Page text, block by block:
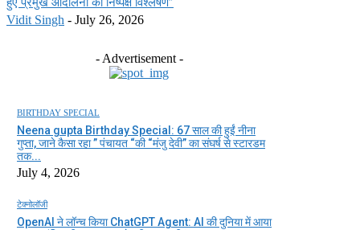
Vidit Singh - July 26, 2026
- Advertisement -
BIRTHDAY SPECIAL
Neena gupta Birthday Special: 67 साल की हुईं नीना
गुप्ता, जाने कैसा रहा ” पंचायत “की “मंजु देवी” का संघर्ष से स्टारडम
तक...
July 4, 2026
टेक्नोलॉजी
OpenAI ने लॉन्च किया ChatGPT Agent: AI की दुनिया में आया